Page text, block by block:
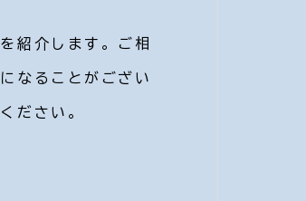
紹介します。ご相
なることがござい
ださい。
考えている方に向
流れ、持ち物まで
設の雰囲気を紹介
して過ごせるよ
けています。
となる基礎マナー
状況はこちらのペ
に関する質問やお
どございました
。